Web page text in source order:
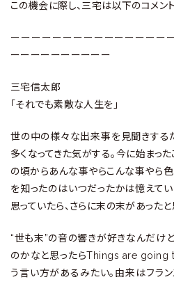
この機会に際し、三宅は以下のコメン
ーーーーーーーーーーーーーーー
ーーーーーーーーーー
三宅信太郎
「それでも素敵な人生を」
世の中の様々な出来事を見聞きする
多くなってきた気がする。今に始まっ
の頃からあんな事やらこんな事やら
を知ったのはいつだったかは憶えて
思っていたら、さらに末の末があったと
“世も末”の音の響きが好きなんだけ
のかなと思ったらThings are
う言い方があるみたい。由来はフラ